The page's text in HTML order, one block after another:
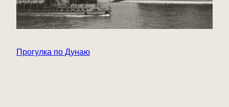
Прогулка по Дунаю